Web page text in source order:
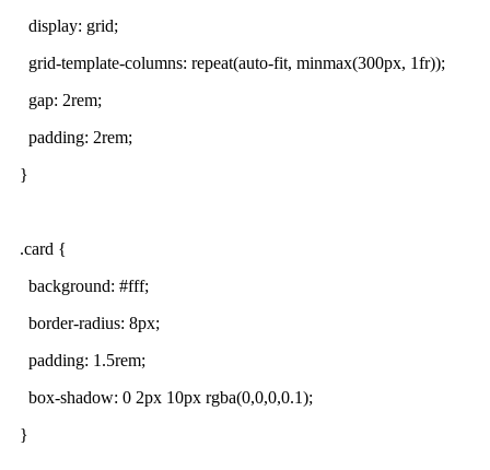
display: grid;
grid-template-columns: repeat(auto-fit, minmax(300px, 1fr));
gap: 2rem;
padding: 2rem;
}
.card {
background: #fff;
border-radius: 8px;
padding: 1.5rem;
box-shadow: 0 2px 10px rgba(0,0,0,0.1);
}